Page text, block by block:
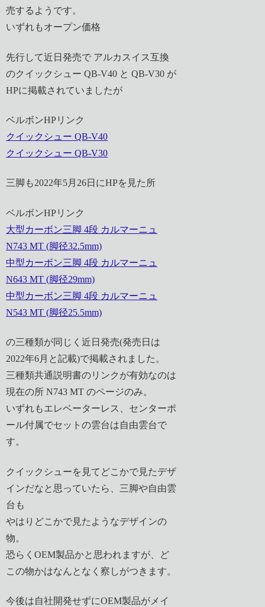
売するようです。
いずれもオープン価格
先行して近日発売で アルカスイス互換
のクイックシュー QB-V40 と QB-V30 が
HPに掲載されていましたが
ベルボンHPリンク
クイックシュー QB-V40
クイックシュー QB-V30
三脚も2022年5月26日にHPを見た所
ベルボンHPリンク
大型カーボン三脚 4段 カルマーニュ
N743 MT (脚径32.5mm)
中型カーボン三脚 4段 カルマーニュ
N643 MT (脚径29mm)
中型カーボン三脚 4段 カルマーニュ
N543 MT (脚径25.5mm)
の三種類が同じく近日発売(発売日は
2022年6月と記載)で掲載されました。
三種類共通説明書のリンクが有効なのは
現在の所 N743 MT のページのみ。
いずれもエレベーターレス、センターポ
ール付属でセットの雲台は自由雲台で
す。
クイックシューを見てどこかで見たデザ
インだなと思っていたら、三脚や自由雲
台も
やはりどこかで見たようなデザインの
物。
恐らくOEM製品かと思われますが、ど
この物かはなんとなく察しがつきます。
今後は自社開発せずにOEM製品がメイ